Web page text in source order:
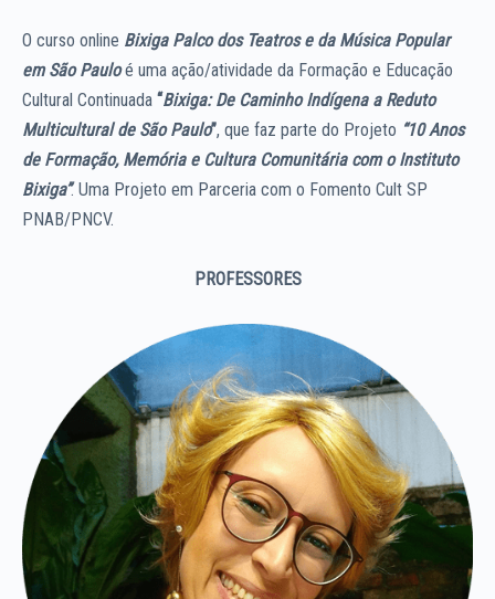
O curso online Bixiga Palco dos Teatros e da Música Popular
em São Pauloé uma ação/atividade da Formação e Educação
Cultural Continuada “Bixiga: De Caminho Indígena a Reduto
Multicultural de São Paulo”, que faz parte do Projeto “10 Anos
de Formação, Memória e Cultura Comunitária com o Instituto
Bixiga”. Uma Projeto em Parceria com o Fomento Cult SP
PNAB/PNCV.
PROFESSORES